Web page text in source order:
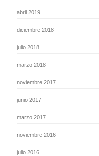
abril 2019
diciembre 2018
julio 2018
marzo 2018
noviembre 2017
junio 2017
marzo 2017
noviembre 2016
julio 2016